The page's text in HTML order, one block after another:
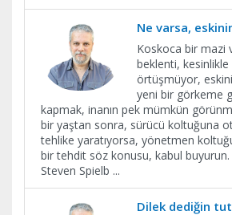
Ne varsa,
Koskoca bir mazi
beklenti, kesinlikle
örtüşmüyor,
yeni bir görkeme
kapmak, inanın pek mümkün
bir yaştan sonra, sürücü koltuğuna
tehlike yaratıyorsa, yönetmen
bir tehdit söz konusu, kabul buyurun.
Steven Spielb ...
Dilek dediğin